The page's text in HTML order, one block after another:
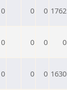
0 0 0 1762
0 0 0 0
0 0 0 1630